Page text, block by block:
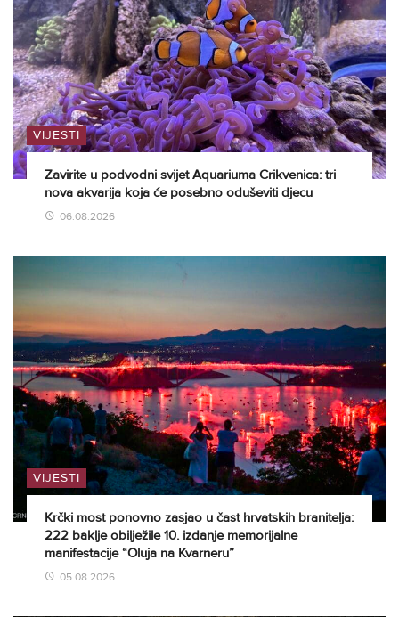
VIJESTI
Zavirite u podvodni svijet Aquariuma Crikvenica: tri
nova akvarija koja će posebno oduševiti djecu
06.08.2026
VIJESTI
Krčki most ponovno zasjao u čast hrvatskih branitelja:
222 baklje obilježile 10. izdanje memorijalne
manifestacije “Oluja na Kvarneru”
05.08.2026